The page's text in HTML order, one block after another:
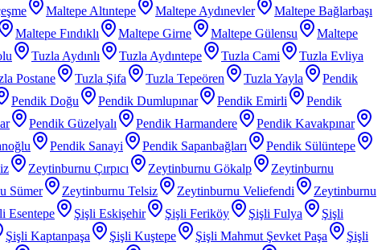
Maltepe Altıntepe Maltepe Aydınevler
Maltepe Bağlarbaşı
Maltepe Fındıklı Maltepe Girne Maltepe Gülensu
Maltepe
Tuzla Aydınlı Tuzla Aydıntepe Tuzla Cami
Tuzla Evliya
Postane Tuzla Şifa Tuzla Tepeören Tuzla Yayla
Pendik
Pendik Doğu Pendik Dumlupınar Pendik Emirli
Pendik
Pendik Güzelyalı Pendik Harmandere
Pendik Kavakpınar
Pendik Sanayi Pendik Sapanbağları
Pendik Sülüntepe
Zeytinburnu Çırpıcı Zeytinburnu Gökalp
Zeytinburnu
Sümer Zeytinburnu Telsiz Zeytinburnu Veliefendi
Zeytinburnu
Esentepe Şişli Eskişehir Şişli Feriköy Şişli Fulya
Şişli
Şişli Kaptanpaşa Şişli Kuştepe Şişli Mahmut Şevket Paşa
Şişli